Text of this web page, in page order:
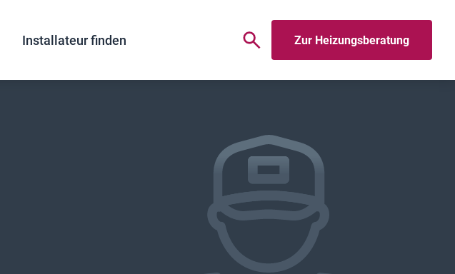
Installateur finden Zur Heizungsberatung